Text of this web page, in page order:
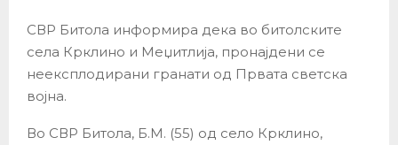
СВР Битола информира дека во битолските
села Крклино и Меџитлија, пронајдени се
неексплодирани гранати од Првата светска
војна.
Во СВР Битола, Б.М. (55) од село Крклино,